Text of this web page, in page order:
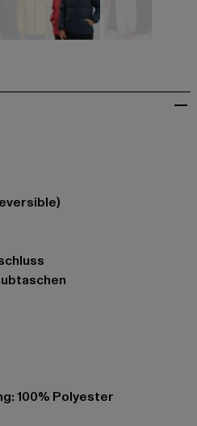
100% Polyester